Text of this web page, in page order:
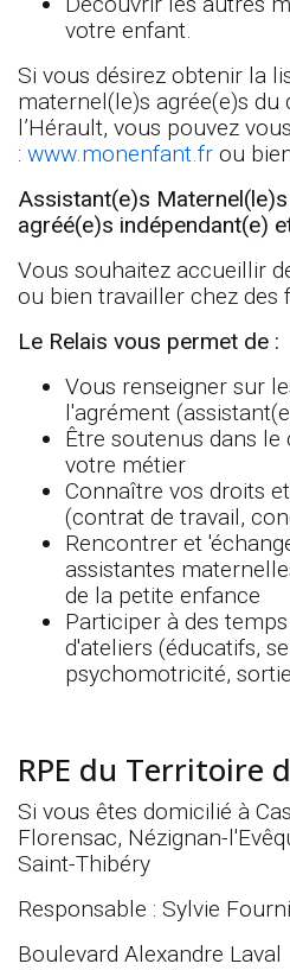
votre enfant.
Si vous désirez obtenir la
maternel(le)s agrée(e)s du
l’Hérault, vous pouvez
: www.monenfant.fr ou
Assistant(e)s Maternel(le)s
agréé(e)s indépendant(e)
Vous souhaitez accueillir
ou bien travailler chez des
Le Relais vous permet de :
Vous renseigner sur
l'agrément
Être soutenus dans le
votre métier
Connaître vos droits
(contrat de travail,
Rencontrer et
assistantes
de la petite enfance
Participer à des
d'ateliers (éducatifs,
psychomotricité,
RPE du Territoire
Si vous êtes domicilié à
Florensac, Nézignan-
Saint-Thibéry
Responsable : Sylvie
Boulevard Alexandre Laval